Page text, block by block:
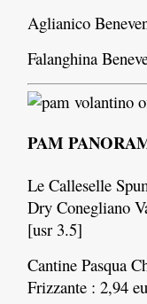
Aglianico
Falanghina
PAM
Le Calleselle
Dry Conegliano
[usr 3.5]
Cantine Pasqua
Frizzante : 2,94